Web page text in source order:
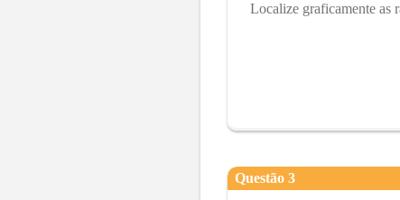
Localize graficamente as
Questão 3